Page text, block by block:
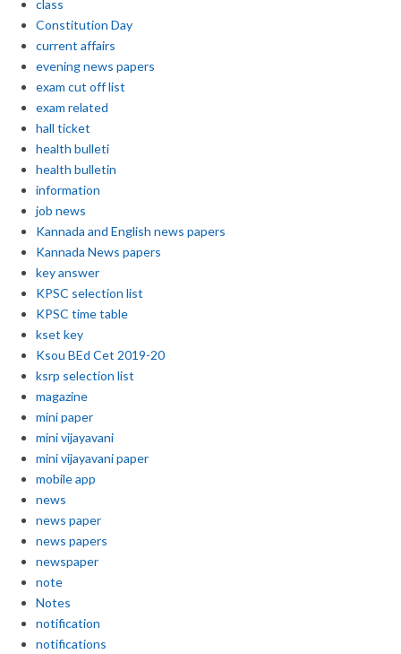
class
Constitution Day
current affairs
evening news papers
exam cut off list
exam related
hall ticket
health bulleti
health bulletin
information
job news
Kannada and English news papers
Kannada News papers
key answer
KPSC selection list
KPSC time table
kset key
Ksou BEd Cet 2019-20
ksrp selection list
magazine
mini paper
mini vijayavani
mini vijayavani paper
mobile app
news
news paper
news papers
newspaper
note
Notes
notification
notifications